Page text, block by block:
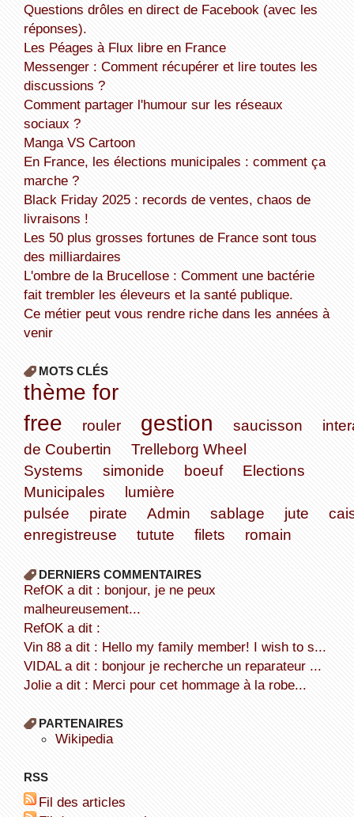
Questions drôles en direct de Facebook (avec les
réponses).
Les Péages à Flux libre en France
Messenger : Comment récupérer et lire toutes les
discussions ?
Comment partager l'humour sur les réseaux
sociaux ?
Manga VS Cartoon
En France, les élections municipales : comment ça
marche ?
Black Friday 2025 : records de ventes, chaos de
livraisons !
Les 50 plus grosses fortunes de France sont tous
des milliardaires
L'ombre de la Brucellose : Comment une bactérie
fait trembler les éleveurs et la santé publique.
Ce métier peut vous rendre riche dans les années à
venir
MOTS CLÉS
thème for
free
rouler gestion saucisson
de Coubertin
Trelleborg Wheel
Systems
simonide boeuf
Elections
Municipales
lumière
pulsée
pirate Admin sablage jute
enregistreuse
tutute filets romain
DERNIERS COMMENTAIRES
refOK a dit : bonjour, je ne peux
malheureusement...
refOK a dit :
Vin 88 a dit : Hello my family member! I wish to s...
VIDAL a dit : bonjour je recherche un reparateur ...
Jolie a dit : Merci pour cet hommage à la robe...
PARTENAIRES
wikipedia
RSS
Fil des articles